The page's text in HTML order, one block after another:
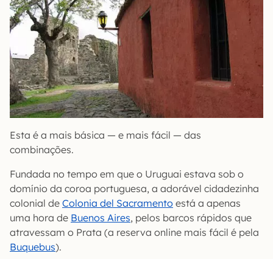
Esta é a mais básica — e mais fácil — das
combinações.
Fundada no tempo em que o Uruguai estava sob o
domínio da coroa portuguesa, a adorável cidadezinha
colonial de Colonia del Sacramento está a apenas
uma hora de Buenos Aires, pelos barcos rápidos que
atravessam o Prata (a reserva online mais fácil é pela
Buquebus).